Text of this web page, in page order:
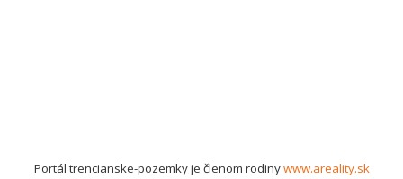
Portál trencianske-pozemky je členom rodinywww.areality.sk